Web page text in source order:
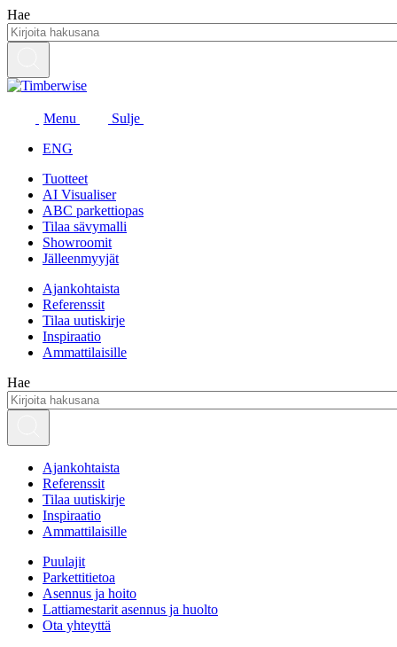
Siirry
sisältöön
Hae
Menu
Sulje
ENG
Tuotteet
AI Visualiser
ABC parkettiopas
Tilaa sävymalli
Showroomit
Jälleenmyyjät
Ajankohtaista
Referenssit
Tilaa uutiskirje
Inspiraatio
Ammattilaisille
Hae
Ajankohtaista
Referenssit
Tilaa uutiskirje
Inspiraatio
Ammattilaisille
Puulajit
Parkettitietoa
Asennus ja hoito
Lattiamestarit asennus ja huolto
Ota yhteyttä